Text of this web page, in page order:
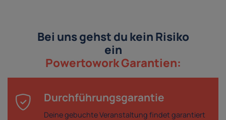
Bei uns gehst du kein Risiko
ein
Powertowork Garantien:
Durchführungsgarantie
Deine gebuchte Veranstaltung findet garantiert